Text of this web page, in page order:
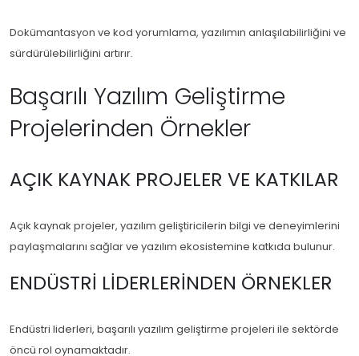
Dokümantasyon ve kod yorumlama, yazılımın anlaşılabilirliğini ve
sürdürülebilirliğini artırır.
Başarılı Yazılım Geliştirme
Projelerinden Örnekler
AÇIK KAYNAK PROJELER VE KATKILAR
Açık kaynak projeler, yazılım geliştiricilerin bilgi ve deneyimlerini
paylaşmalarını sağlar ve yazılım ekosistemine katkıda bulunur.
ENDÜSTRI LIDERLERINDEN ÖRNEKLER
Endüstri liderleri, başarılı yazılım geliştirme projeleri ile sektörde
öncü rol oynamaktadır.